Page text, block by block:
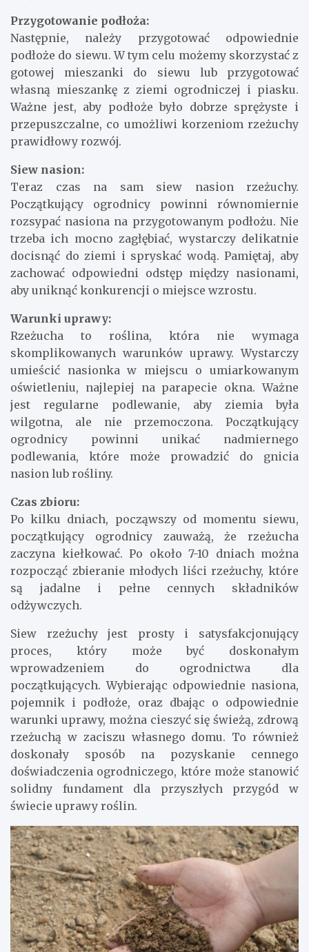
Przygotowanie podłoża:
Następnie, należy przygotować odpowiednie
podłoże do siewu. W tym celu możemy skorzystać z
gotowej mieszanki do siewu lub przygotować
własną mieszankę z ziemi ogrodniczej i piasku.
Ważne jest, aby podłoże było dobrze sprężyste i
przepuszczalne, co umożliwi korzeniom rzeżuchy
prawidłowy rozwój.
Siew nasion:
Teraz czas na sam siew nasion rzeżuchy.
Początkujący ogrodnicy powinni równomiernie
rozsypać nasiona na przygotowanym podłożu. Nie
trzeba ich mocno zagłębiać, wystarczy delikatnie
docisnąć do ziemi i spryskać wodą. Pamiętaj, aby
zachować odpowiedni odstęp między nasionami,
aby uniknąć konkurencji o miejsce wzrostu.
Warunki uprawy:
Rzeżucha to roślina, która nie wymaga
skomplikowanych warunków uprawy. Wystarczy
umieścić nasionka w miejscu o umiarkowanym
oświetleniu, najlepiej na parapecie okna. Ważne
jest regularne podlewanie, aby ziemia była
wilgotna, ale nie przemoczona. Początkujący
ogrodnicy powinni unikać nadmiernego
podlewania, które może prowadzić do gnicia
nasion lub rośliny.
Czas zbioru:
Po kilku dniach, począwszy od momentu siewu,
początkujący ogrodnicy zauważą, że rzeżucha
zaczyna kiełkować. Po około 7-10 dniach można
rozpocząć zbieranie młodych liści rzeżuchy, które
są jadalne i pełne cennych składników
odżywczych.
Siew rzeżuchy jest prosty i satysfakcjonujący
proces, który może być doskonałym
wprowadzeniem do ogrodnictwa dla
początkujących. Wybierając odpowiednie nasiona,
pojemnik i podłoże, oraz dbając o odpowiednie
warunki uprawy, można cieszyć się świeżą, zdrową
rzeżuchą w zaciszu własnego domu. To również
doskonały sposób na pozyskanie cennego
doświadczenia ogrodniczego, które może stanowić
solidny fundament dla przyszłych przygód w
świecie uprawy roślin.